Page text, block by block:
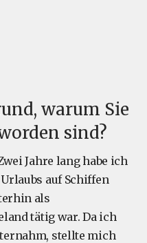
warum Sie
sind?
Jahre lang habe ich
auf Schiffen
als
tätig war. Da ich
stellte mich